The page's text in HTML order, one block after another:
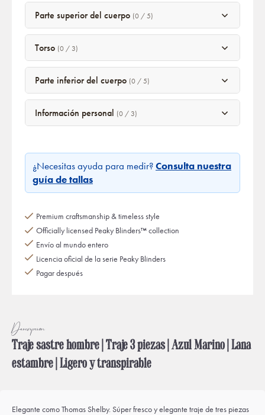
Parte superior del cuerpo (0 / 5)
Torso (0 / 3)
Parte inferior del cuerpo (0 / 5)
Información personal (0 / 3)
¿Necesitas ayuda para medir? Consulta nuestra
guía de tallas
Premium craftsmanship & timeless style
Officially licensed Peaky Blinders™ collection
Envío al mundo entero
Licencia oficial de la serie Peaky Blinders
Pagar después
Descripción
Traje sastre hombre | Traje 3 piezas | Azul Marino | Lana
estambre | Ligero y transpirable
Elegante como Thomas Shelby. Súper fresco y elegante traje de tres piezas